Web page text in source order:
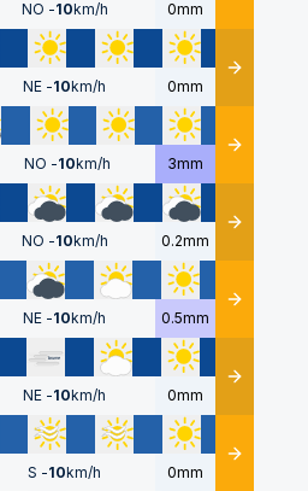
NO -10km/h 0mm
NE -10km/h 0mm Détails
NO -10km/h 3mm Détails
NO -10km/h 0.2mm Détails
NE -10km/h 0.5mm Détails
NE -10km/h 0mm Détails
S -10km/h 0mm Détails